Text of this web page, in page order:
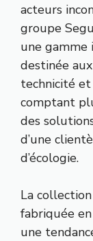
acteurs
groupe
une
destinée
technicité et
comptant
des
d’une
d’écologie.
La
fabriquée
une